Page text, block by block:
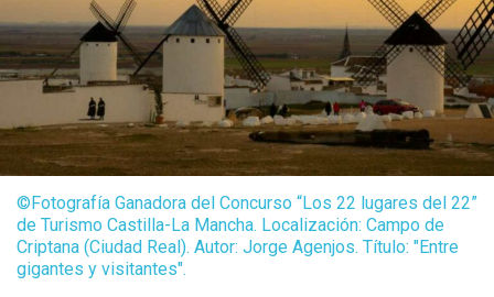
©️Fotografía Ganadora del Concurso “Los 22 lugares del 22”
de Turismo Castilla-La Mancha. Localización: Campo de
Criptana (Ciudad Real). Autor: Jorge Agenjos. Título: "Entre
gigantes y visitantes".